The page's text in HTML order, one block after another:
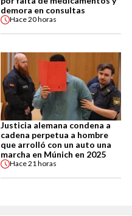
demora en consultas
Hace20 horas
Justicia alemana condena a
cadena perpetua a hombre
que arrolló con un auto una
marcha en Múnich en 2025
Hace21 horas